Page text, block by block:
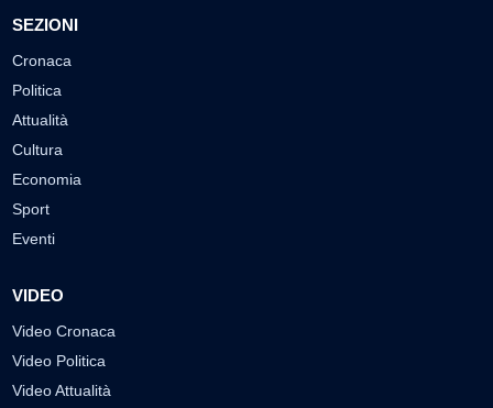
SEZIONI
Cronaca
Politica
Attualità
Cultura
Economia
Sport
Eventi
VIDEO
Video Cronaca
Video Politica
Video Attualità